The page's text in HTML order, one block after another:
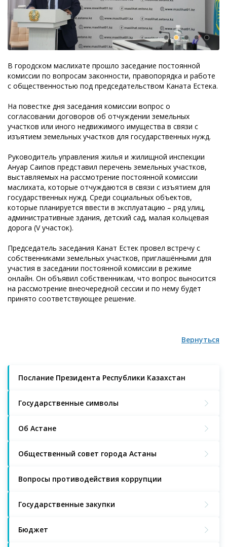
Послание Президента Республики Казахстан
Государственные символы
Об Астане
Общественный совет города Астаны
Вопросы противодействия коррупции
Государственные закупки
Бюджет
В городском маслихате прошло заседание постоянной
комиссии по вопросам законности, правопорядка и работе
с общественностью под председательством Каната Естека.
На повестке дня заседания комисcии вопрос о
согласовании договоров об отчуждении земельных
участков или иного недвижимого имущества в связи с
изъятием земельных участков для государственных нужд.
Руководитель управления жилья и жилищной инспекции
Ануар Саипов представил перечень земельных участков,
выставляемых на рассмотрение постоянной комиссии
маслихата, которые отчуждаются в связи с изъятием для
государственных нужд. Среди социальных объектов,
которые планируется ввести в эксплуатацию – ряд улиц,
административные здания, детский сад, малая кольцевая
дорога (V участок).
Председатель заседания Канат Естек провел встречу с
собственниками земельных участков, приглашёнными для
участия в заседании постоянной комиссии в режиме
онлайн. Он объявил собственникам, что вопрос выносится
на рассмотрение внеочередной сессии и по нему будет
принято соответствующее решение.
Вернуться